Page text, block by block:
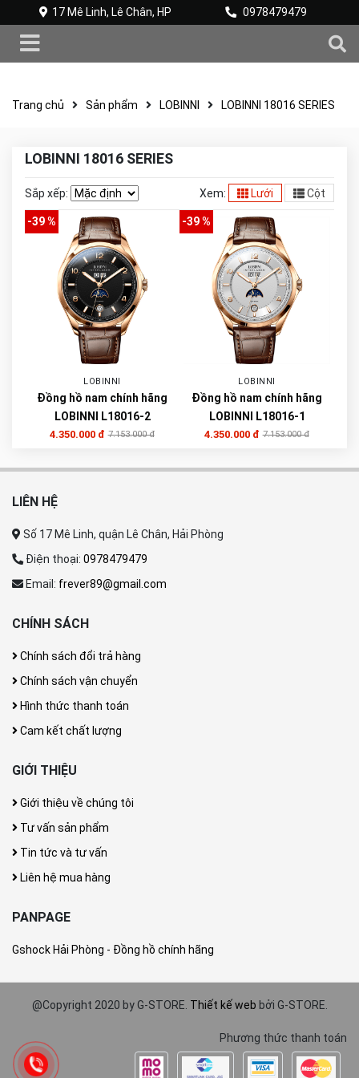
17 Mê Linh, Lê Chân, HP 0978479479
Trang chủ Sản phẩm LOBINNI LOBINNI 18016 SERIES
LOBINNI 18016 SERIES
Sắp xếp: Xem: Lưới Cột
-39 %
LOBINNI
Đồng hồ nam chính hãng
LOBINNI L18016-2
4.350.000 đ 7.153.000 đ
-39 %
LOBINNI
Đồng hồ nam chính hãng
LOBINNI L18016-1
4.350.000 đ 7.153.000 đ
LIÊN HỆ
Số 17 Mê Linh, quận Lê Chân, Hải Phòng
Điện thoại: 0978479479
Email: frever89@gmail.com
CHÍNH SÁCH
Chính sách đổi trả hàng
Chính sách vận chuyển
Hình thức thanh toán
Cam kết chất lượng
GIỚI THIỆU
Giới thiệu về chúng tôi
Tư vấn sản phẩm
Tin tức và tư vấn
Liên hệ mua hàng
PANPAGE
Gshock Hải Phòng - Đồng hồ chính hãng
@Copyright 2020 by G-STORE. Thiết kế web bởi G-STORE.
Phương thức thanh toán